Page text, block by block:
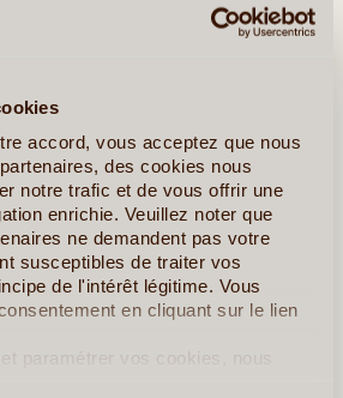
accord, vous acceptez que nous
des cookies nous
notre trafic et de vous offrir une
enrichie. Veuillez noter que
ne demandent pas votre
susceptibles de traiter vos
de l'intérêt légitime. Vous
en cliquant sur le lien
paramétrer vos cookies, nous
changera petit à petit, à mesure
le Gobi et pénétrerez une région plus
le village d’Uyanga, vous atteindrez
où des yaks et des chevaux
jolie petite rivière.